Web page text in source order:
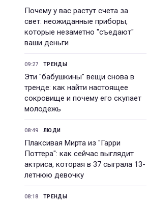
Почему у вас растут счета за
свет: неожиданные приборы,
которые незаметно "съедают"
ваши деньги
09:27 ТРЕНДЫ
Эти "бабушкины" вещи снова в
тренде: как найти настоящее
сокровище и почему его скупает
молодежь
08:49 ЛЮДИ
Плаксивая Мирта из "Гарри
Поттера": как сейчас выглядит
актриса, которая в 37 сыграла 13-
летнюю девочку
08:18 ТРЕНДЫ